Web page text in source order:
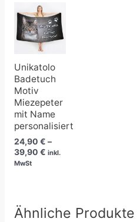
Unikatolo
Badetuch
Motiv
Miezepeter
mit Name
personalisiert
24,90 € –
39,90 €
24,90 €
bis
39,90 €
inkl.
MwSt
Ähnliche Produkte